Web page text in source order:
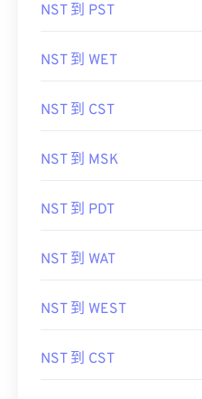
NST 到 PST
NST 到 WET
NST 到 CST
NST 到 MSK
NST 到 PDT
NST 到 WAT
NST 到 WEST
NST 到 CST